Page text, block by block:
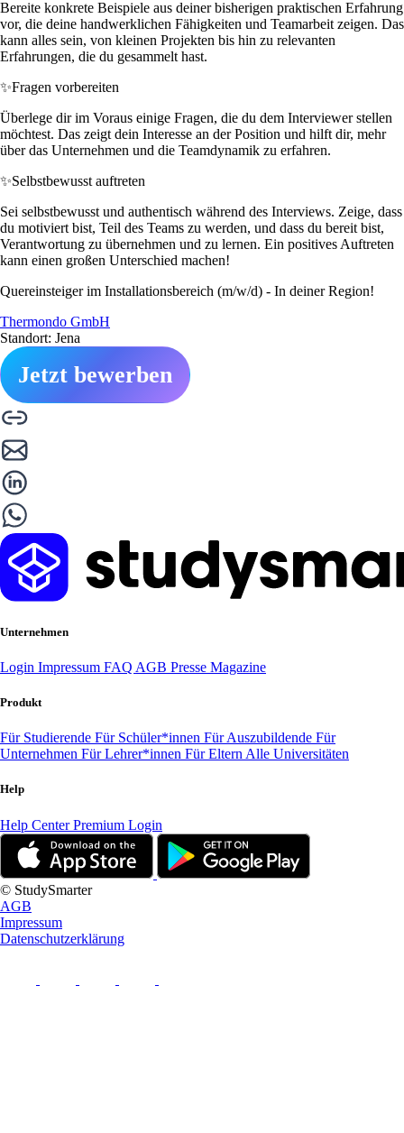
Bereite konkrete Beispiele aus deiner bisherigen praktischen Erfahrung
vor, die deine handwerklichen Fähigkeiten und Teamarbeit zeigen. Das
kann alles sein, von kleinen Projekten bis hin zu relevanten
Erfahrungen, die du gesammelt hast.
✨Fragen vorbereiten
Überlege dir im Voraus einige Fragen, die du dem Interviewer stellen
möchtest. Das zeigt dein Interesse an der Position und hilft dir, mehr
über das Unternehmen und die Teamdynamik zu erfahren.
✨Selbstbewusst auftreten
Sei selbstbewusst und authentisch während des Interviews. Zeige, dass
du motiviert bist, Teil des Teams zu werden, und dass du bereit bist,
Verantwortung zu übernehmen und zu lernen. Ein positives Auftreten
kann einen großen Unterschied machen!
Quereinsteiger im Installationsbereich (m/w/d) - In deiner Region!
Thermondo GmbH
Standort: Jena
Jetzt bewerben
Unternehmen
Login Impressum FAQ AGB Presse Magazine
Produkt
Für Studierende Für Schüler*innen Für Auszubildende Für
Unternehmen Für Lehrer*innen Für Eltern Alle Universitäten
Help
Help CenterPremium Login
© StudySmarter
AGB
Impressum
Datenschutzerklärung